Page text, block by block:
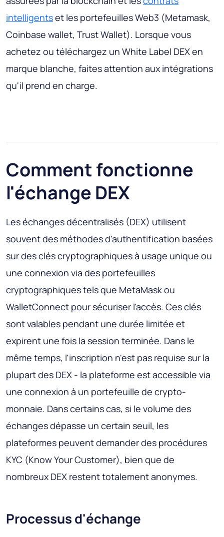
intelligentset les portefeuilles Web3 (Metamask,
Coinbase wallet, Trust Wallet). Lorsque vous
achetez ou téléchargez un White Label DEX en
marque blanche, faites attention aux intégrations
qu'il prend en charge.
Comment fonctionne
l'échange DEX
Les échanges décentralisés (DEX) utilisent
souvent des méthodes d'authentification basées
sur des clés cryptographiques à usage unique ou
une connexion via des portefeuilles
cryptographiques tels que MetaMask ou
WalletConnect pour sécuriser l'accès. Ces clés
sont valables pendant une durée limitée et
expirent une fois la session terminée. Dans le
même temps, l'inscription n'est pas requise sur la
plupart des DEX - la plateforme est accessible via
une connexion à un portefeuille de crypto-
monnaie. Dans certains cas, si le volume des
échanges dépasse un certain seuil, les
plateformes peuvent demander des procédures
KYC (Know Your Customer), bien que de
nombreux DEX restent totalement anonymes.
Processus d'échange